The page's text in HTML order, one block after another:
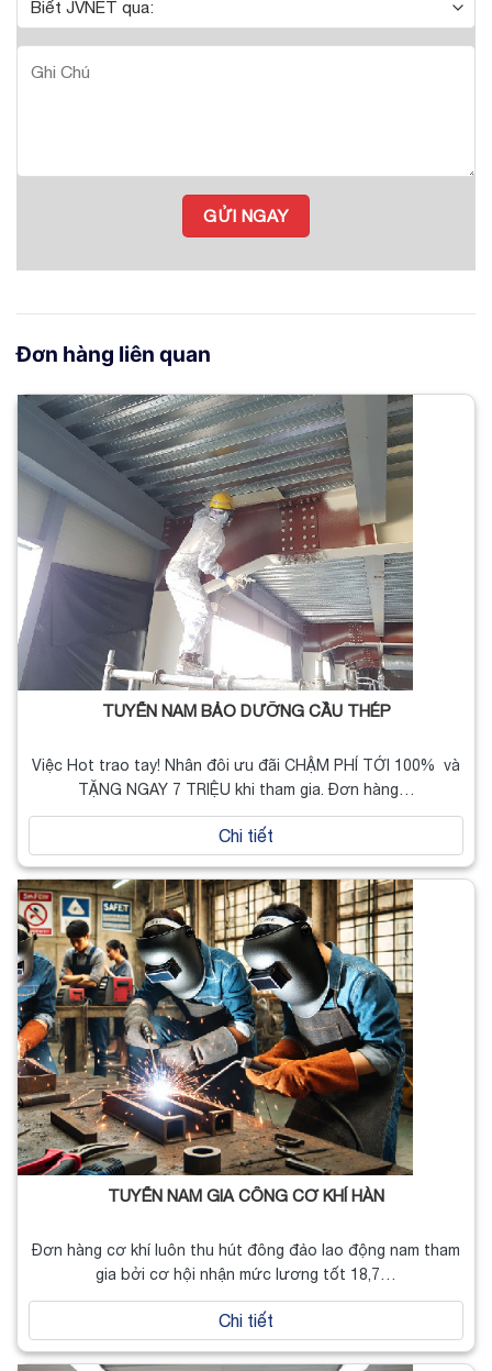
Đơn hàng liên quan
TUYỂN NAM BẢO DƯỠNG CẦU THÉP
Việc Hot trao tay! Nhân đôi ưu đãi CHẬM PHÍ TỚI 100% và
TẶNG NGAY 7 TRIỆU khi tham gia. Đơn hàng…
Chi tiết
TUYỂN NAM GIA CÔNG CƠ KHÍ HÀN
Đơn hàng cơ khí luôn thu hút đông đảo lao động nam tham
gia bởi cơ hội nhận mức lương tốt 18,7…
Chi tiết